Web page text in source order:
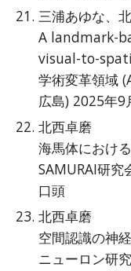
三浦あゆな、
A landmark-
visual-to-
学術変革領域
広島) 2025年9
北西卓磨
海馬体におけ
SAMURAI研究
口頭
北西卓磨
空間認識の神
ニューロン研